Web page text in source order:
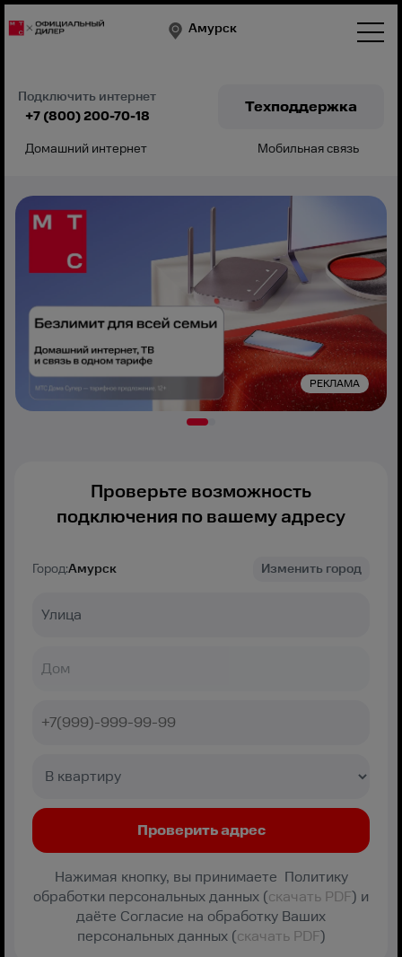
Амурск
Подключить интернет
+7 (800) 200-70-18
Техподдержка
Домашний интернет Мобильная связь
РЕКЛАМА
Проверьте возможность
подключения по вашему адресу
Город:Амурск Изменить город
Нажимая кнопку, вы принимаете Политику
обработки персональных данных (скачать PDF) и
даёте Согласие на обработку Ваших
персональных данных (скачать PDF)